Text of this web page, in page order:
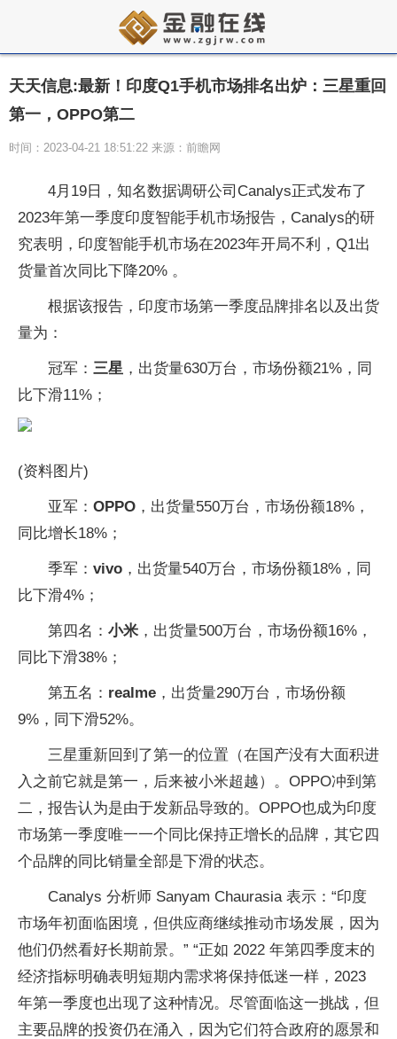
天天信息:最新！印度Q1手机市场排名出炉：三星重回
第一，OPPO第二
时间：2023-04-21 18:51:22 来源：前瞻网
4月19日，知名数据调研公司Canalys正式发布了
2023年第一季度印度智能手机市场报告，Canalys的研
究表明，印度智能手机市场在2023年开局不利，Q1出
货量首次同比下降20% 。
根据该报告，印度市场第一季度品牌排名以及出货
量为：
冠军： 三星 ，出货量630万台，市场份额21%，同
比下滑11%；
(资料图片)
亚军： OPPO ，出货量550万台，市场份额18%，
同比增长18%；
季军： vivo ，出货量540万台，市场份额18%，同
比下滑4%；
第四名： 小米 ，出货量500万台，市场份额16%，
同比下滑38%；
第五名： realme ，出货量290万台，市场份额
9%，同下滑52%。
三星重新回到了第一的位置（在国产没有大面积进
入之前它就是第一，后来被小米超越）。OPPO冲到第
二，报告认为是由于发新品导致的。OPPO也成为印度
市场第一季度唯一一个同比保持正增长的品牌，其它四
个品牌的同比销量全部是下滑的状态。
Canalys 分析师 Sanyam Chaurasia 表示：“印度
市场年初面临困境，但供应商继续推动市场发展，因为
他们仍然看好长期前景。” “正如 2022 年第四季度末的
经济指标明确表明短期内需求将保持低迷一样，2023
年第一季度也出现了这种情况。尽管面临这一挑战，但
主要品牌的投资仍在涌入，因为它们符合政府的愿景和